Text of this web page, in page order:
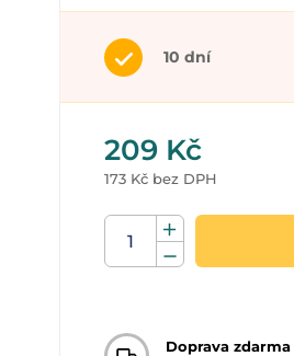
10 dní
209 Kč
173 Kč bez DPH
Doprava zdarma